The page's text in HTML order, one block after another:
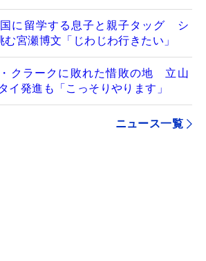
に留学する息子と親子タッグ シ
む宮瀬博文「じわじわ行きたい」
クラークに敗れた惜敗の地 立山
イ発進も「こっそりやります」
ニュース一覧